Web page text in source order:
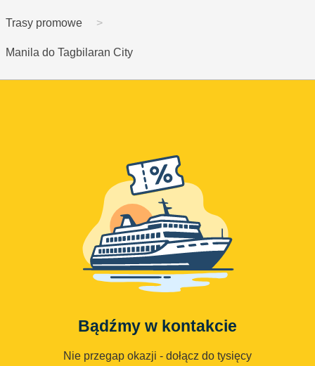
Trasy promowe
Manila do Tagbilaran City
Bądźmy w kontakcie
Nie przegap okazji - dołącz do tysięcy